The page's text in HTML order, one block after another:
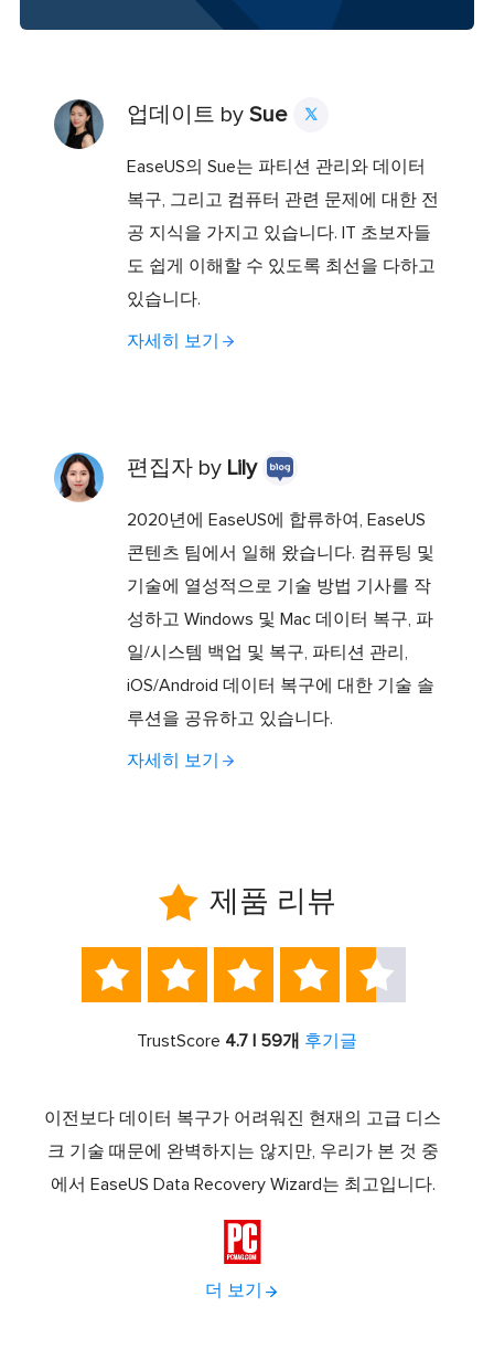
업데이트 by Sue 
EaseUS의 Sue는 파티션 관리와 데이터
복구, 그리고 컴퓨터 관련 문제에 대한 전
공 지식을 가지고 있습니다. IT 초보자들
도 쉽게 이해할 수 있도록 최선을 다하고
있습니다.
자세히 보기
편집자 by Lily
2020년에 EaseUS에 합류하여, EaseUS
콘텐츠 팀에서 일해 왔습니다. 컴퓨팅 및
기술에 열성적으로 기술 방법 기사를 작
성하고 Windows 및 Mac 데이터 복구, 파
일/시스템 백업 및 복구, 파티션 관리,
iOS/Android 데이터 복구에 대한 기술 솔
루션을 공유하고 있습니다.
자세히 보기
 제품 리뷰
    
TrustScore 4.7 | 59개 후기글
이전보다 데이터 복구가 어려워진 현재의 고급 디스
크 기술 때문에 완벽하지는 않지만, 우리가 본 것 중
에서 EaseUS Data Recovery Wizard는 최고입니다.

더 보기